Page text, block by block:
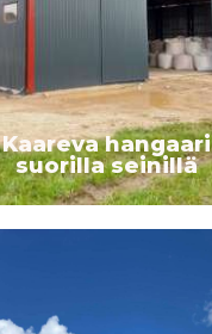
Kaareva hangaari
suorilla seinillä